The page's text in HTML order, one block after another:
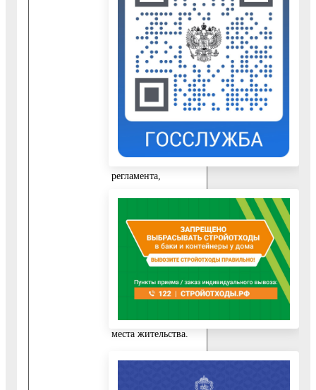
регламента;
10.1.1.2. Документ,
удостоверяющий
личность Заявителя.
10.1.2. Для граждан,
относящихся к
категории,
указанной в пункте
2.2.1. настоящего
Административного
регламента,
указанным в пункте
10.1.1. настоящего
Административного
регламента,
предоставляет:
домовой книги с
места жительства.
10.1.3. Для граждан,